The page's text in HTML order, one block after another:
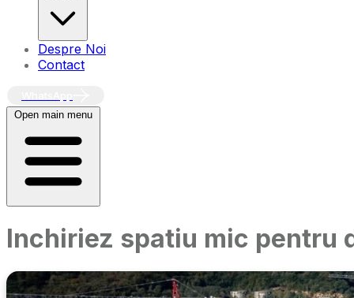
Despre Noi
Contact
Open main menu
Inchiriez spatiu mic pentru